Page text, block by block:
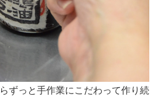
ずっと手作業にこだわって作り続